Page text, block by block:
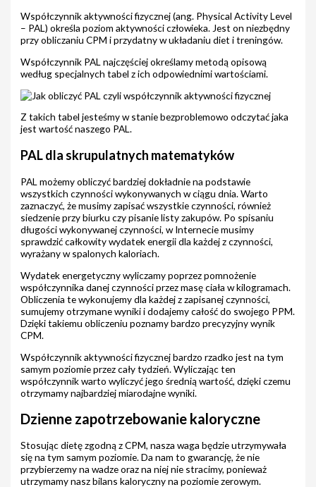
Współczynnik aktywności fizycznej (ang. Physical Activity Level
– PAL) określa poziom aktywności człowieka. Jest on niezbędny
przy obliczaniu CPM i przydatny w układaniu diet i treningów.
Współczynnik PAL najczęściej określamy metodą opisową
według specjalnych tabel z ich odpowiednimi wartościami.
Z takich tabel jesteśmy w stanie bezproblemowo odczytać jaka
jest wartość naszego PAL.
PAL dla skrupulatnych matematyków
PAL możemy obliczyć bardziej dokładnie na podstawie
wszystkich czynności wykonywanych w ciągu dnia. Warto
zaznaczyć, że musimy zapisać wszystkie czynności, również
siedzenie przy biurku czy pisanie listy zakupów. Po spisaniu
długości wykonywanej czynności, w Internecie musimy
sprawdzić całkowity wydatek energii dla każdej z czynności,
wyrażany w spalonych kaloriach.
Wydatek energetyczny wyliczamy poprzez pomnożenie
współczynnika danej czynności przez masę ciała w kilogramach.
Obliczenia te wykonujemy dla każdej z zapisanej czynności,
sumujemy otrzymane wyniki i dodajemy całość do swojego PPM.
Dzięki takiemu obliczeniu poznamy bardzo precyzyjny wynik
CPM.
Współczynnik aktywności fizycznej bardzo rzadko jest na tym
samym poziomie przez cały tydzień. Wyliczając ten
współczynnik warto wyliczyć jego średnią wartość, dzięki czemu
otrzymamy najbardziej miarodajne wyniki.
Dzienne zapotrzebowanie kaloryczne
Stosując dietę zgodną z CPM, nasza waga będzie utrzymywała
się na tym samym poziomie. Da nam to gwarancję, że nie
przybierzemy na wadze oraz na niej nie stracimy, ponieważ
utrzymamy nasz bilans kaloryczny na poziomie zerowym.